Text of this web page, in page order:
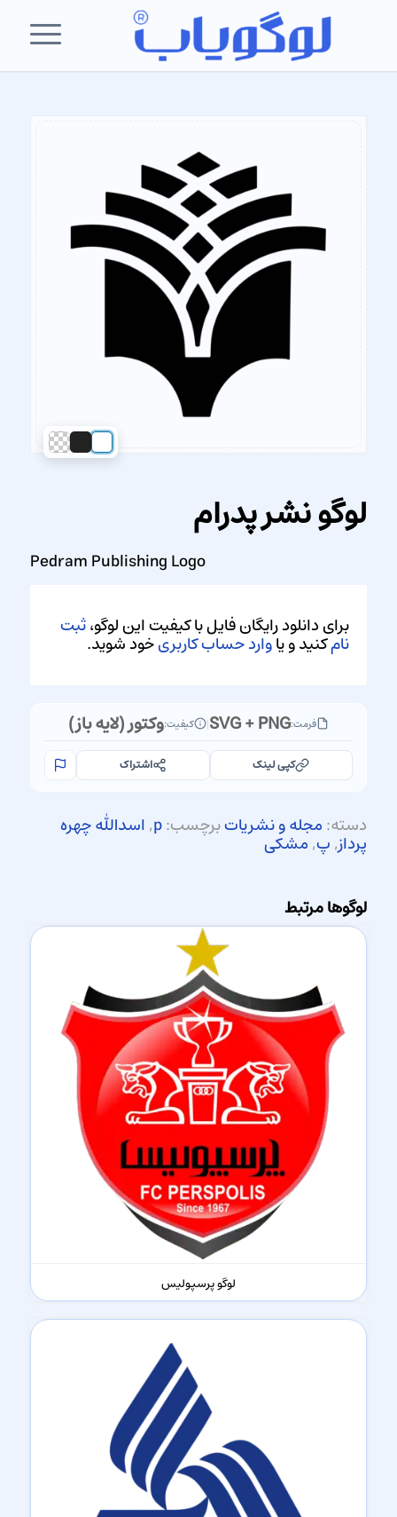
لوگو نشر پدرام
Pedram Publishing Logo
برای دانلود رایگان فایل با کیفیت این لوگو،ثبت
نامکنید و یاوارد حساب کاربریخود شوید.
فرمت:SVG + PNG
| کیفیت:وکتور (لایه باز)
کپی لینک اشتراک
دسته:مجله و نشریاتبرچسب:p
,اسدالله چهره
پرداز,پ,مشکی
لوگوها مرتبط
لوگو پرسپولیس